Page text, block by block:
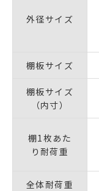
外径サイズ
棚板サイズ
棚板サイズ
（内寸）
棚1枚あた
り耐荷重
全体耐荷重